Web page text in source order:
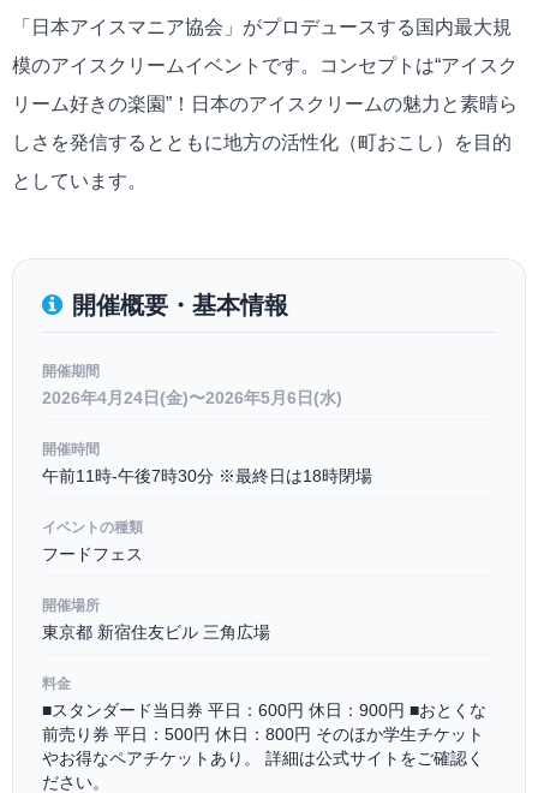
「日本アイスマニア協会」がプロデュースする国内最大規
模のアイスクリームイベントです。コンセプトは“アイスク
リーム好きの楽園”！日本のアイスクリームの魅力と素晴ら
しさを発信するとともに地方の活性化（町おこし）を目的
としています。
開催概要・基本情報
開催期間
2026年4月24日(金)〜2026年5月6日(水)
開催時間
午前11時-午後7時30分 ※最終日は18時閉場
イベントの種類
フードフェス
開催場所
東京都 新宿住友ビル 三角広場
料金
■スタンダード当日券 平日：600円 休日：900円 ■おとくな
前売り券 平日：500円 休日：800円 そのほか学生チケット
やお得なペアチケットあり。 詳細は公式サイトをご確認く
ださい。